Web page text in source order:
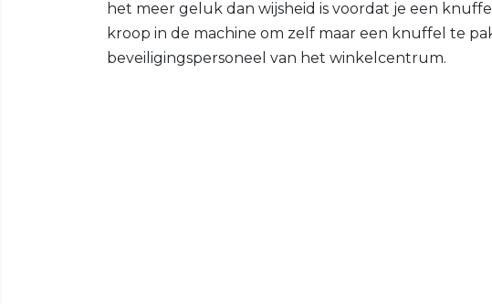
het meer geluk dan wijsheid is voordat je een
kroop in de machine om zelf maar een knuffel te
beveiligingspersoneel van het winkelcentrum.